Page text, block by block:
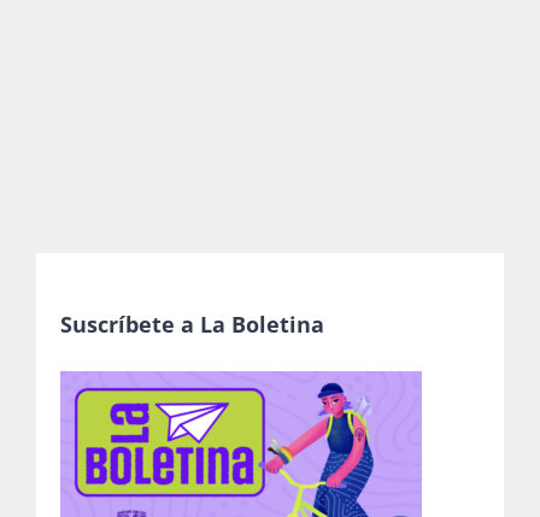
Suscríbete a La Boletina